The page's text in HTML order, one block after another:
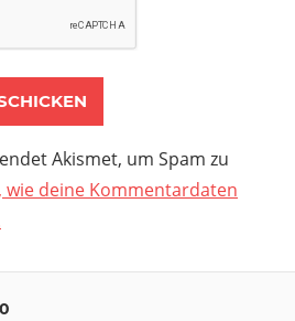
Akismet, um Spam zu
wie deine Kommentardaten